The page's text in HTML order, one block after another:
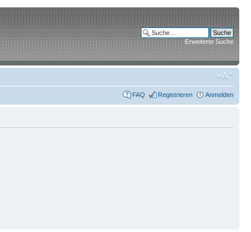
Erweiterte Suche
FAQ Registrieren Anmelden